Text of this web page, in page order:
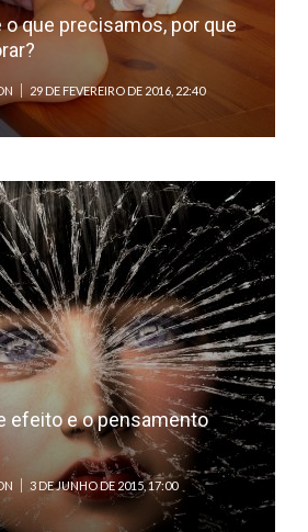
o que precisamos, por que
29 DE FEVEREIRO DE 2016, 22:40
efeito e o pensamento
3 DE JUNHO DE 2015, 17:00